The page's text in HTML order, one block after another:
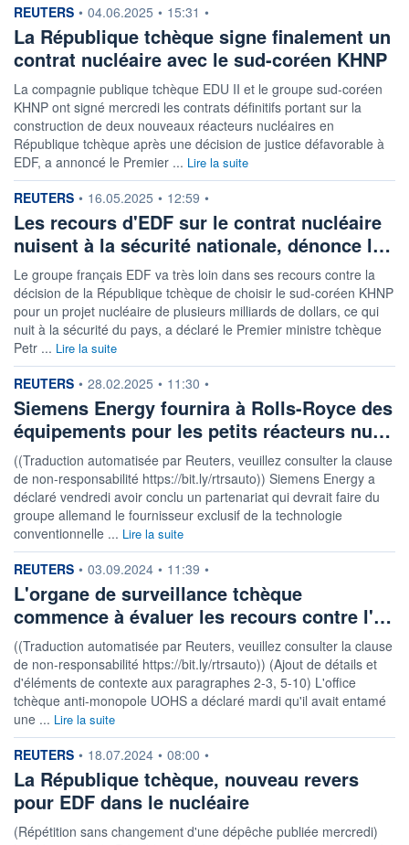
information fournie par
REUTERS • 04.06.2025 • 15:31 •
La République tchèque signe finalement un
contrat nucléaire avec le sud-coréen KHNP
La compagnie publique tchèque EDU II et le groupe sud-coréen
KHNP ont signé mercredi les contrats définitifs portant sur la
construction de deux nouveaux réacteurs nucléaires en
République tchèque après une décision de justice défavorable à
EDF, a annoncé le Premier ... Lire la suite
information fournie par
REUTERS • 16.05.2025 • 12:59 •
Les recours d'EDF sur le contrat nucléaire
nuisent à la sécurité nationale, dénonce l…
Le groupe français EDF va très loin dans ses recours contre la
décision de la République tchèque de choisir le sud-coréen KHNP
pour un projet nucléaire de plusieurs milliards de dollars, ce qui
nuit à la sécurité du pays, a déclaré le Premier ministre tchèque
Petr ... Lire la suite
information fournie par
REUTERS • 28.02.2025 • 11:30 •
Siemens Energy fournira à Rolls-Royce des
équipements pour les petits réacteurs nu…
((Traduction automatisée par Reuters, veuillez consulter la clause
de non-responsabilité https://bit.ly/rtrsauto)) Siemens Energy a
déclaré vendredi avoir conclu un partenariat qui devrait faire du
groupe allemand le fournisseur exclusif de la technologie
conventionnelle ... Lire la suite
information fournie par
REUTERS • 03.09.2024 • 11:39 •
L'organe de surveillance tchèque
commence à évaluer les recours contre l'…
((Traduction automatisée par Reuters, veuillez consulter la clause
de non-responsabilité https://bit.ly/rtrsauto)) (Ajout de détails et
d'éléments de contexte aux paragraphes 2-3, 5-10) L'office
tchèque anti-monopole UOHS a déclaré mardi qu'il avait entamé
une ... Lire la suite
information fournie par
REUTERS • 18.07.2024 • 08:00 •
La République tchèque, nouveau revers
pour EDF dans le nucléaire
(Répétition sans changement d'une dépêche publiée mercredi)